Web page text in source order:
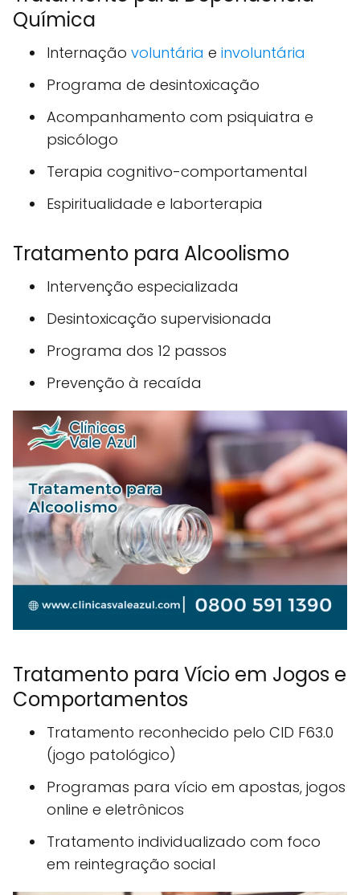
Química
Internação voluntária e involuntária
Programa de desintoxicação
Acompanhamento com psiquiatra e
psicólogo
Terapia cognitivo-comportamental
Espiritualidade e laborterapia
Tratamento para Alcoolismo
Intervenção especializada
Desintoxicação supervisionada
Programa dos 12 passos
Prevenção à recaída
Tratamento para Vício em Jogos e
Comportamentos
Tratamento reconhecido pelo CID F63.0
(jogo patológico)
Programas para vício em apostas, jogos
online e eletrônicos
Tratamento individualizado com foco
em reintegração social